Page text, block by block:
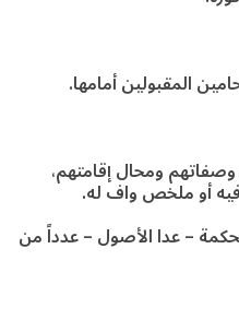
المقبولين أمامها.
ومحال إقامتهم،
أو ملخص واف له.
– عدا الأصول – عدداً من